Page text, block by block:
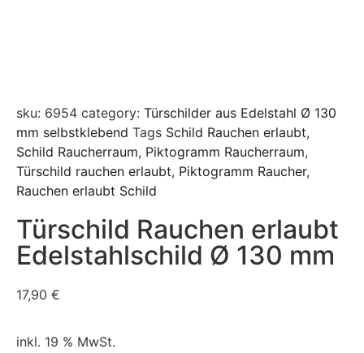
sku: 6954 category: Türschilder aus Edelstahl Ø 130
mm selbstklebend Tags Schild Rauchen erlaubt,
Schild Raucherraum, Piktogramm Raucherraum,
Türschild rauchen erlaubt, Piktogramm Raucher,
Rauchen erlaubt Schild
Türschild Rauchen erlaubt
Edelstahlschild Ø 130 mm
17,90 €
inkl. 19 % MwSt.